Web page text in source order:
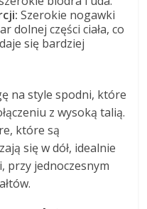
Szerokie nogawki
dolnej części ciała, co
się bardziej
na style spodni, które
z wysoką talią.
które są
się w dół, idealnie
przy jednoczesnym